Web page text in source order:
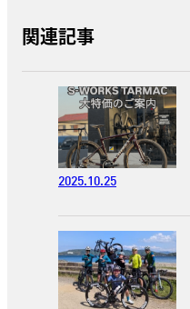
関連記事
2025.10.25